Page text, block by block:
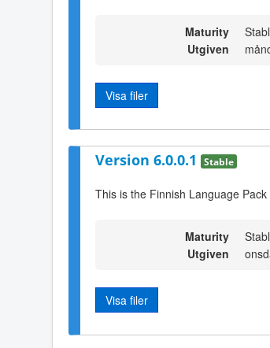
Maturity
Utgiven
Visa filer
Version 6.0.0.1 Stable
This is the Finnish Language
Maturity
Utgiven
Visa filer